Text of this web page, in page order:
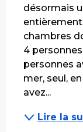
désormais
chambres
4
personnes
mer, seul,
avez...
Lire la